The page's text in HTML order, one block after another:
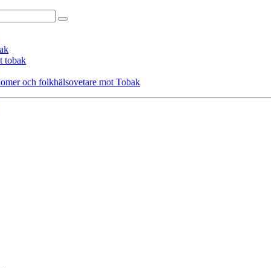
tobak
och folkhälsovetare mot Tobak